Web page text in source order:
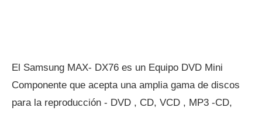
El Samsung MAX- DX76 es un Equipo DVD Mini
Componente que acepta una amplia gama de discos
para la reproducción - DVD , CD, VCD , MP3 -CD,